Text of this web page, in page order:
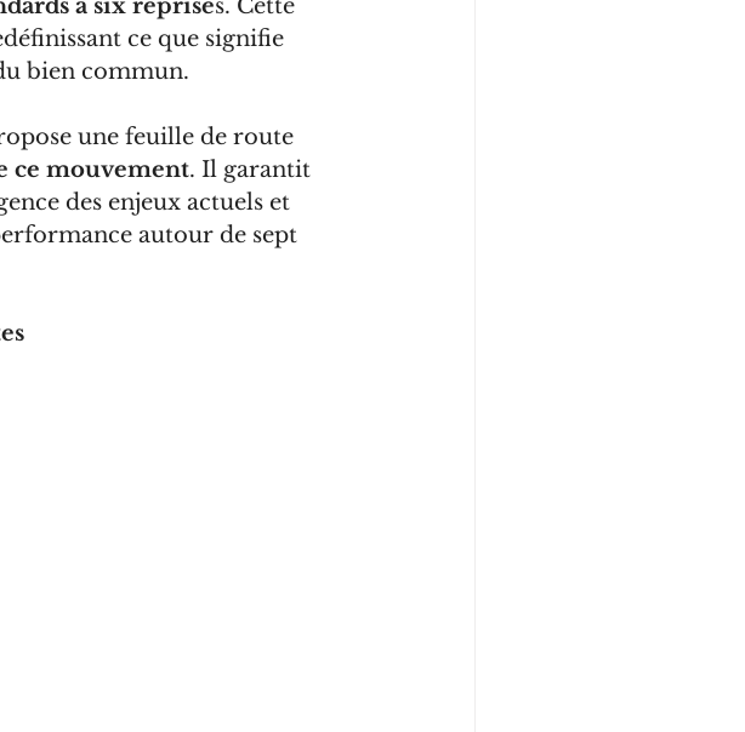
à six reprises. Cette
ce que signifie
bien commun.
une feuille de route
ce mouvement. Il garantit
des enjeux actuels et
autour de sept